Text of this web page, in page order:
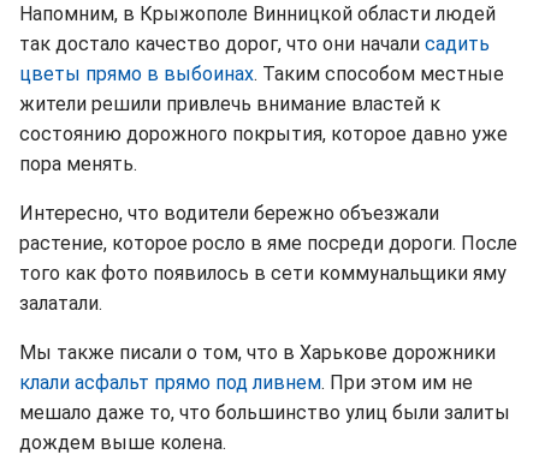
Напомним, в Крыжополе Винницкой области людей
так достало качество дорог, что они начали садить
цветы прямо в выбоинах. Таким способом местные
жители решили привлечь внимание властей к
состоянию дорожного покрытия, которое давно уже
пора менять.
Интересно, что водители бережно объезжали
растение, которое росло в яме посреди дороги. После
того как фото появилось в сети коммунальщики яму
залатали.
Мы также писали о том, что в Харькове дорожники
клали асфальт прямо под ливнем. При этом им не
мешало даже то, что большинство улиц были залиты
дождем выше колена.